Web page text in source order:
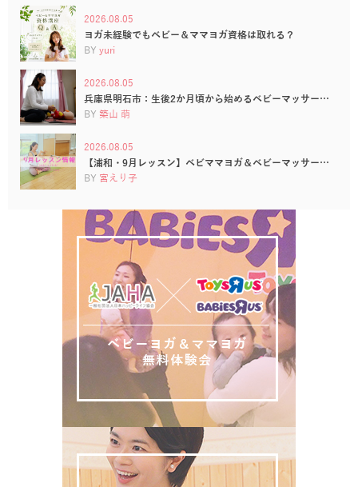
2026.08.05
ヨガ未経験でもベビー＆ママヨガ資格は取れる？
BY yuri
2026.08.05
兵庫県明石市：生後2か月頃から始めるベビーマッサー…
BY 築山 萌
2026.08.05
【浦和・9月レッスン】ベビママヨガ＆ベビーマッサー…
BY 宮えり子